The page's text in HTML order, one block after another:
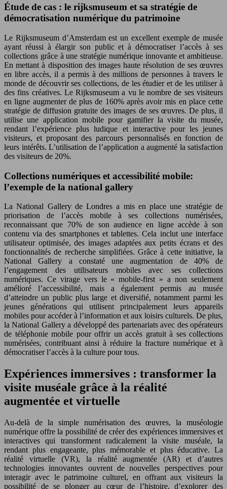
Étude de cas : le rijksmuseum et sa stratégie de
démocratisation numérique du patrimoine
Le Rijksmuseum d’Amsterdam est un excellent exemple de musée
ayant réussi à élargir son public et à démocratiser l’accès à ses
collections grâce à une stratégie numérique innovante et ambitieuse.
En mettant à disposition des images haute résolution de ses œuvres
en libre accès, il a permis à des millions de personnes à travers le
monde de découvrir ses collections, de les étudier et de les utiliser à
des fins créatives. Le Rijksmuseum a vu le nombre de ses visiteurs
en ligne augmenter de plus de 160% après avoir mis en place cette
stratégie de diffusion gratuite des images de ses œuvres. De plus, il
utilise une application mobile pour gamifier la visite du musée,
rendant l’expérience plus ludique et interactive pour les jeunes
visiteurs, et proposant des parcours personnalisés en fonction de
leurs intérêts. L’utilisation de l’application a augmenté la satisfaction
des visiteurs de 20%.
Collections numériques et accessibilité mobile:
l’exemple de la national gallery
La National Gallery de Londres a mis en place une stratégie de
priorisation de l’accès mobile à ses collections numérisées,
reconnaissant que 70% de son audience en ligne accède à son
contenu via des smartphones et tablettes. Cela inclut une interface
utilisateur optimisée, des images adaptées aux petits écrans et des
fonctionnalités de recherche simplifiées. Grâce à cette initiative, la
National Gallery a constaté une augmentation de 40% de
l’engagement des utilisateurs mobiles avec ses collections
numériques. Ce virage vers le « mobile-first » a non seulement
amélioré l’accessibilité, mais a également permis au musée
d’atteindre un public plus large et diversifié, notamment parmi les
jeunes générations qui utilisent principalement leurs appareils
mobiles pour accéder à l’information et aux loisirs culturels. De plus,
la National Gallery a développé des partenariats avec des opérateurs
de téléphonie mobile pour offrir un accès gratuit à ses collections
numérisées, contribuant ainsi à réduire la fracture numérique et à
démocratiser l’accès à la culture pour tous.
Expériences immersives : transformer la
visite muséale grâce à la réalité
augmentée et virtuelle
Au-delà de la simple numérisation des œuvres, la muséologie
numérique offre la possibilité de créer des expériences immersives et
interactives qui transforment radicalement la visite muséale, la
rendant plus engageante, plus mémorable et plus éducative. La
réalité virtuelle (VR), la réalité augmentée (AR) et d’autres
technologies innovantes ouvrent de nouvelles perspectives pour
interagir avec le patrimoine culturel, en offrant aux visiteurs la
possibilité de se plonger au cœur de l’histoire, d’explorer des